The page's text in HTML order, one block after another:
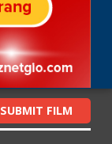
SUBMIT FILM